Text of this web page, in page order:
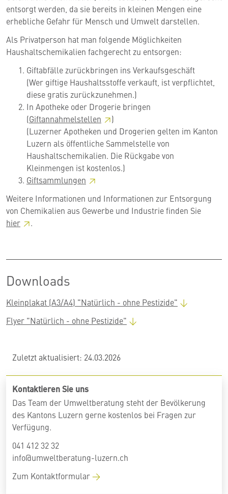
entsorgt werden, da sie bereits in kleinen Mengen eine
erhebliche Gefahr für Mensch und Umwelt darstellen.
Als Privatperson hat man folgende Möglichkeiten
Haushaltschemikalien fachgerecht zu entsorgen:
Giftabfälle zurückbringen ins Verkaufsgeschäft
(Wer giftige Haushaltsstoffe verkauft, ist verpflichtet,
diese gratis zurückzunehmen.)
In Apotheke oder Drogerie bringen
(Giftannahmelstellen
)
(Luzerner Apotheken und Drogerien gelten im Kanton
Luzern als öffentliche Sammelstelle von
Haushaltschemikalien. Die Rückgabe von
Kleinmengen ist kostenlos.)
Giftsammlungen
Weitere Informationen und Informationen zur Entsorgung
von Chemikalien aus Gewerbe und Industrie finden Sie
hier
.
Downloads
Kleinplakat (A3/A4) "Natürlich - ohne Pestizide"
Flyer "Natürlich - ohne Pestizide"
Zuletzt aktualisiert: 24.03.2026
Kontaktieren Sie uns
Das Team der Umweltberatung steht der Bevölkerung
des Kantons Luzern gerne kostenlos bei Fragen zur
Verfügung.
041 412 32 32
info@umweltberatung-luzern.ch
Zum Kontaktformular